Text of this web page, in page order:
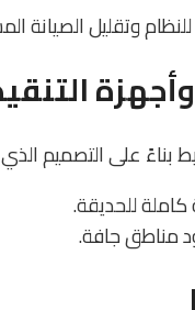
وتقليل الصيانة
بناءً على التصميم
للحديقة.
مناطق جافة.